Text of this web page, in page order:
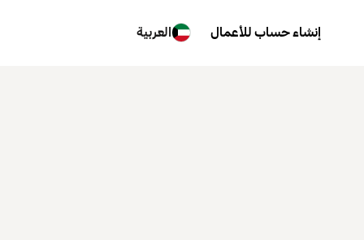
إنشاء حساب للأعمال العربية